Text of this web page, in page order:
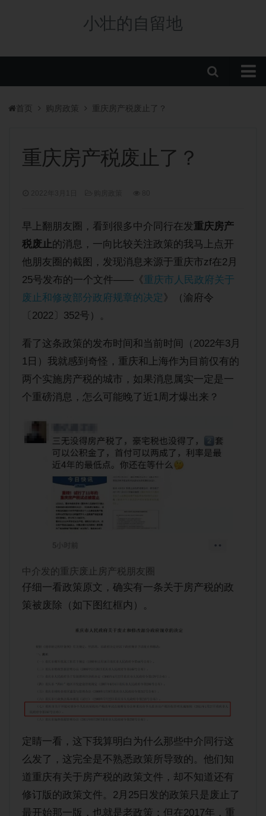
小壮的自留地
房贷政策
板块分析
购房经验
首页 购房政策 重庆房产税废止了？
重庆房产税废止了？
早上翻朋友圈，看到很多中介同行在发重庆房产
税废止的消息，一向比较关注政策的我马上点开
他朋友圈的截图，发现消息来源于重庆市zf在2月
25号发布的一个文件——《重庆市人民政府关于
废止和修改部分政府规章的决定 》（渝府令
〔2022〕352号）。
看了这条政策的发布时间和当前时间（2022年3月
1日）我就感到奇怪，重庆和上海作为目前仅有的
两个实施房产税的城市，如果消息属实一定是一
个重磅消息，怎么可能晚了近1周才爆出来？
中介发的重庆废止房产税朋友圈
仔细一看政策原文，确实有一条关于房产税的政
策被废除（如下图红框内）。
定睛一看，这下我算明白为什么那些中介同行这
么发了，这完全是不熟悉政策所导致的。他们知
道重庆有关于房产税的政策文件，却不知道还有
修订版的政策文件。2月25日发的政策只是废止了
最开始那一版，也就是老政策；但在2017年，重